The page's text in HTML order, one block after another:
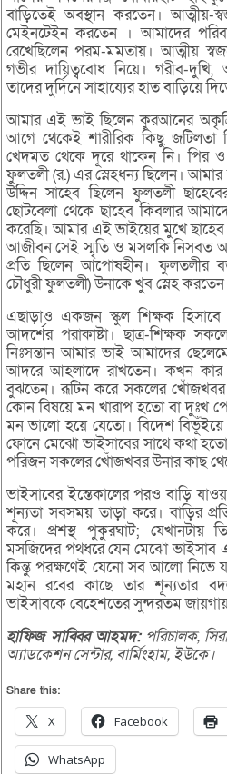
বাড়িতেই অবস্থান করতেন। আত্মীয়-
মেইনটেইন করতেন । আমাদের
রেখেছিলেন পরম-মমতায়। আত্মীয়
গভীর দায়িত্ববোধ নিয়ে। গরীব-
তাদের দুর্দিনে সাহায্যের হাত বাড়িয়ে
আমার এই ভাই ছিলেন কুরআনের
আগে থেকেই শারীরিক কিছু জটিলতা
খেদমত থেকে দূরে থাকেন নি। পির ও
ফুলতলী (র.) এর স্নেহধন্য ছিলেন।
উদ্দিন সাহেব ছিলেন ফুলতলী
ছোটবেলা থেকে ছাহেব কিবলার
করেছি। আমার এই ভাইয়ের মুখে
আজীবন সেই স্মৃতি ও মসলকি নিসবত
প্রতি ছিলেন আপোষহীন। ফুলতলীর
চৌধুরী ফুলতলী) উনাকে খুব স্নেহ
এছাড়াও একজন স্কুল শিক্ষক
আদর্শের পরাকাষ্টা। ছাত্র-শিক্ষক
নিঃসন্তান আমার ভাই আমাদের
আদরে আহলাদে রাখতেন। কখন কার
বুঝতেন। রূটিন করে সকলের খোঁজখবর
কোন বিষয়ে মন খারাপ হতো বা দুঃখ
মন ভালো হয়ে যেতো। বিদেশ বিভূঁইয়ে
ফোনে মেঝো ভাইসাবের সাথে কথা
পরিজন সকলের খোঁজখবর উনার কাছ
ভাইসাবের ইন্তেকালের পরও বাড়ি
শূন্যতা সবসময় তাড়া করে। বাড়ির
করে। প্রশস্থ পুকুরঘাট; যেখানটায়
মসজিদের পথধরে যেন মেঝো ভাইসাব
কিন্তু পরক্ষণেই যেনো সব আলো নিভে
মহান রবের কাছে তার শূন্যতার
ভাইসাবকে বেহেশতের সুন্দরতম
হাফিজ সাব্বির আহমদ:পরিচালক,
অ্যাডকেশন সেন্টার, বার্মিংহাম, ইউকে।
Share this:
X Facebook
WhatsApp